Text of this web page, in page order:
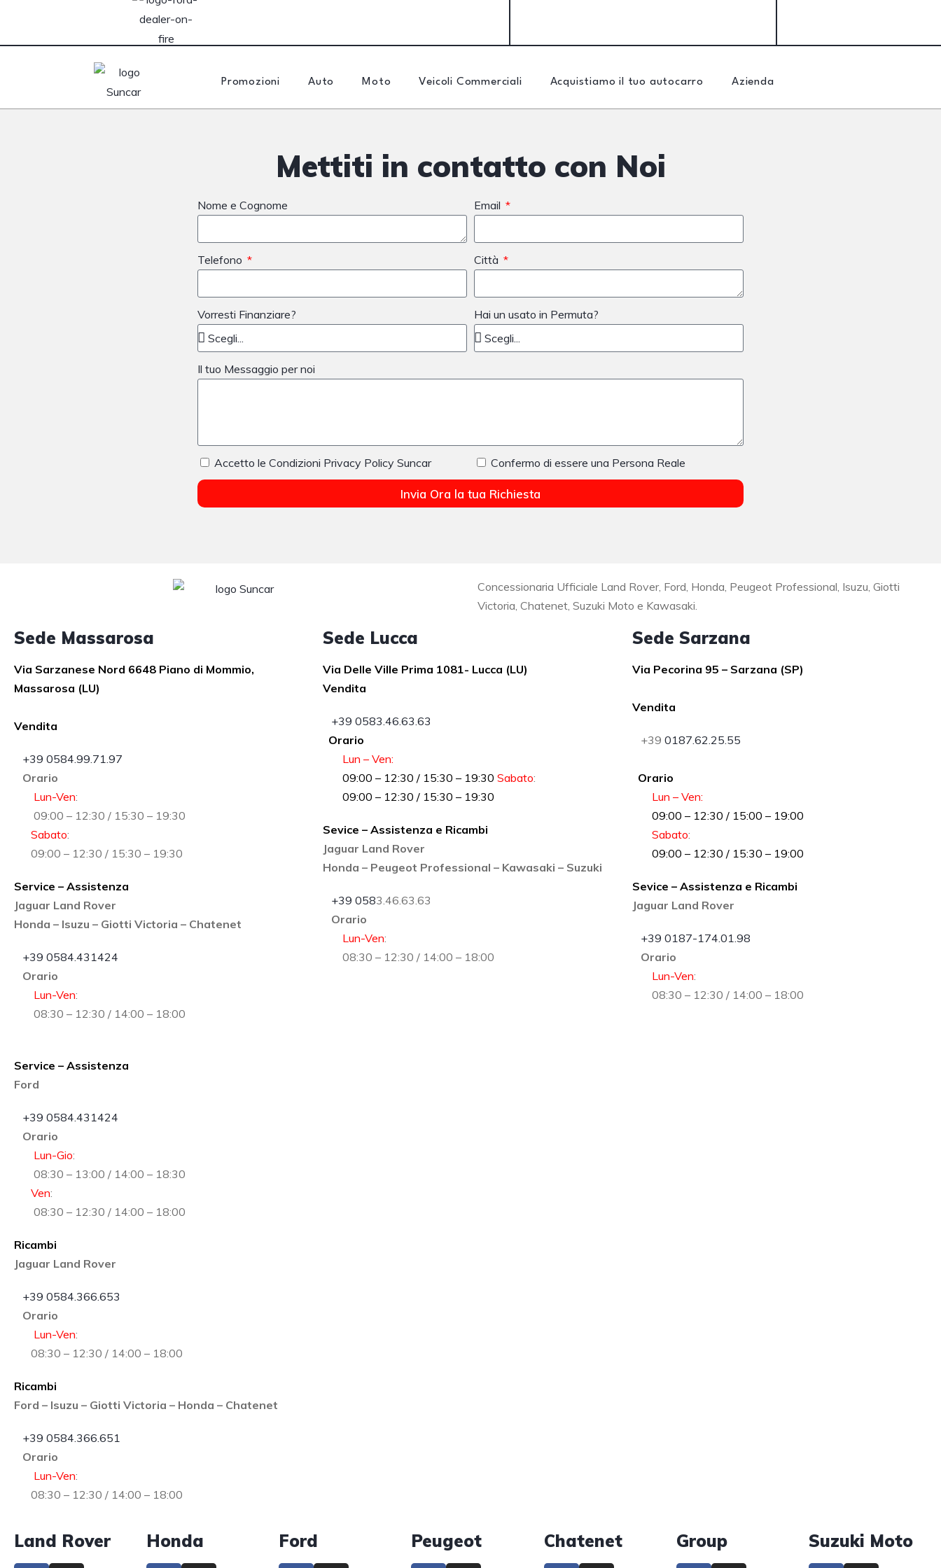
Promozioni Auto Moto Veicoli Commerciali Acquistiamo il tuo autocarro Azienda
Mettiti in contatto con Noi
Nome e Cognome Email
Telefono Città
Vorresti Finanziare? Hai un usato in Permuta?
Il tuo Messaggio per noi
Accetto le Condizioni Privacy Policy Suncar Confermo di essere una Persona Reale
Invia Ora la tua Richiesta
Concessionaria Ufficiale Land Rover, Ford, Honda, Peugeot Professional, Isuzu, Giotti
Victoria, Chatenet, Suzuki Moto e Kawasaki.
Sede Massarosa
Via Sarzanese Nord 6648 Piano di Mommio,
Massarosa (LU)
Vendita
+39 0584.99.71.97
Orario
Lun-Ven:
09:00 – 12:30 / 15:30 – 19:30
Sabato:
09:00 – 12:30 / 15:30 – 19:30
Service – Assistenza
Jaguar Land Rover
Honda – Isuzu – Giotti Victoria – Chatenet
+39 0584.431424
Orario
Lun-Ven:
08:30 – 12:30 / 14:00 – 18:00
Service – Assistenza
Ford
+39 0584.431424
Orario
Lun-Gio:
08:30 – 13:00 / 14:00 – 18:30
Ven:
08:30 – 12:30 / 14:00 – 18:00
Ricambi
Jaguar Land Rover
+39 0584.366.653
Orario
Lun-Ven:
08:30 – 12:30 / 14:00 – 18:00
Ricambi
Ford – Isuzu – Giotti Victoria – Honda – Chatenet
+39 0584.366.651
Orario
Lun-Ven:
08:30 – 12:30 / 14:00 – 18:00
Sede Lucca
Via Delle Ville Prima 1081- Lucca (LU)
Vendita
+39 0583.46.63.63
Orario
Lun – Ven:
09:00 – 12:30 / 15:30 – 19:30 Sabato:
09:00 – 12:30 / 15:30 – 19:30
Sevice – Assistenza e Ricambi
Jaguar Land Rover
Honda – Peugeot Professional – Kawasaki – Suzuki
+39 0583.46.63.63
Orario
Lun-Ven:
08:30 – 12:30 / 14:00 – 18:00
Sede Sarzana
Via Pecorina 95 – Sarzana (SP)
Vendita
+39 0187.62.25.55
Orario
Lun – Ven:
09:00 – 12:30 / 15:00 – 19:00
Sabato:
09:00 – 12:30 / 15:30 – 19:00
Sevice – Assistenza e Ricambi
Jaguar Land Rover
+39 0187-174.01.98
Orario
Lun-Ven:
08:30 – 12:30 / 14:00 – 18:00
Land Rover Honda Ford Peugeot Chatenet Group Suzuki Moto